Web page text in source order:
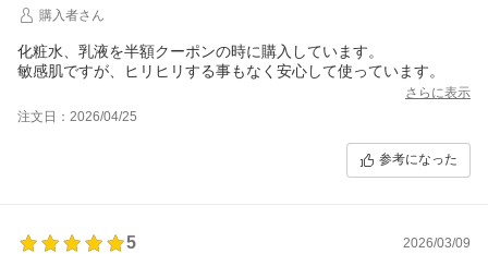
購入者さん
化粧水、乳液を半額クーポンの時に購入しています。
敏感肌ですが、ヒリヒリする事もなく安心して使っています。
さらに表示
注文日：2026/04/25
参考になった
5
2026/03/09